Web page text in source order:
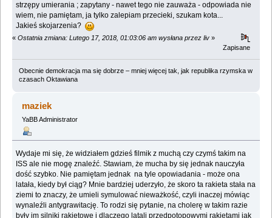
strzępy umierania ; zapytany - nawet tego nie zauważa - odpowiada nie
wiem, nie pamiętam, ja tylko zalepiam przecieki, szukam kota...
Jakieś skojarzenia?
« Ostatnia zmiana: Lutego 17, 2018, 01:03:06 am wysłana przez liv »
Zapisane
Obecnie demokracja ma się dobrze – mniej więcej tak, jak republika rzymska w
czasach Oktawiana
maziek
YaBB Administrator
Wydaje mi się, że widziałem gdzieś filmik z muchą czy czymś takim na
ISS ale nie mogę znaleźć. Stawiam, że mucha by się jednak nauczyła
dość szybko. Nie pamiętam jednak na tyle opowiadania - może ona
latała, kiedy był ciąg? Mnie bardziej uderzyło, że skoro ta rakieta stała na
ziemi to znaczy, że umieli symulować nieważkość, czyli inaczej mówiąc
wynaleźli antygrawitację. To rodzi się pytanie, na cholerę w takim razie
były im silniki rakietowe i dlaczego latali przedpotopowymi rakietami jak